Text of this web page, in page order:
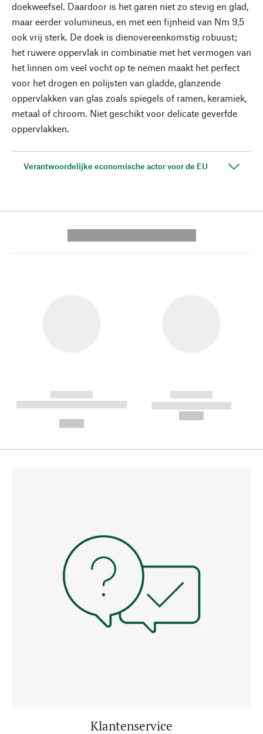
doekweefsel. Daardoor is het garen niet zo stevig en glad,
maar eerder volumineus, en met een fijnheid van Nm 9,5
ook vrij sterk. De doek is dienovereenkomstig robuust;
het ruwere oppervlak in combinatie met het vermogen van
het linnen om veel vocht op te nemen maakt het perfect
voor het drogen en polijsten van gladde, glanzende
oppervlakken van glas zoals spiegels of ramen, keramiek,
metaal of chroom. Niet geschikt voor delicate geverfde
oppervlakken.
Verantwoordelijke economische actor voor de EU
------------
----------- ----------- --------
------------
----------- -----------
Klantenservice